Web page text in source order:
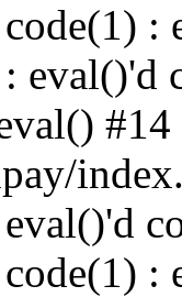
:
eval()'d
#14
: